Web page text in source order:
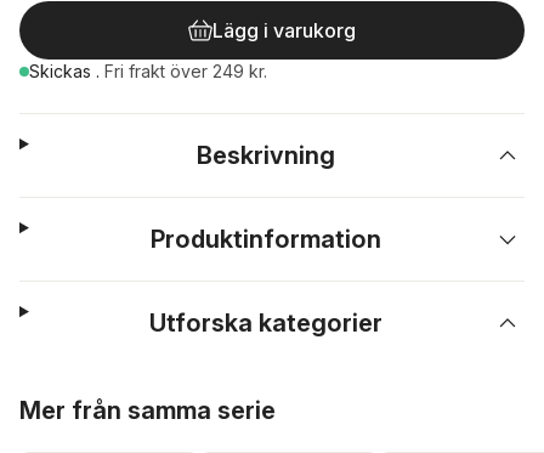
Lägg i varukorg
Skickas . Fri frakt över 249 kr.
Beskrivning
Produktinformation
Utforska kategorier
Mer från samma serie